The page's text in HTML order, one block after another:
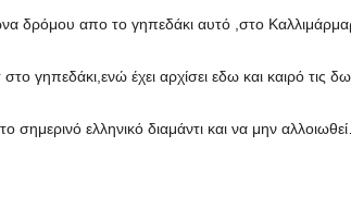
δρόμου απο το γηπεδάκι αυτό ,στο
γηπεδάκι,ενώ έχει αρχίσει εδω και καιρό τις
σημερινό ελληνικό διαμάντι και να μην